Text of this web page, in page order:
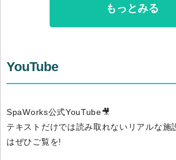
もっとみる
YouTube
SpaWorks公式YouTube🎥
テキストだけでは読み取れないリアルな施
はぜひご覧を!